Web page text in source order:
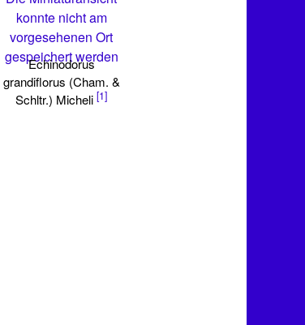
konnte nicht am
vorgesehenen Ort
gespeichert werden
Echinodorus
grandiflorus (Cham. &
Schltr.) Micheli [1]